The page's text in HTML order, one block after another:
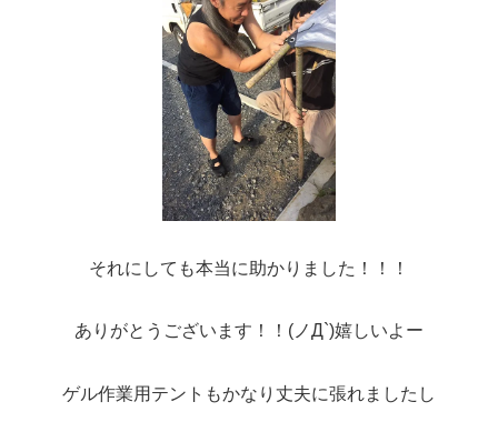
それにしても本当に助かりました！！！
ありがとうございます！！(ノД`)嬉しいよー
ゲル作業用テントもかなり丈夫に張れましたし